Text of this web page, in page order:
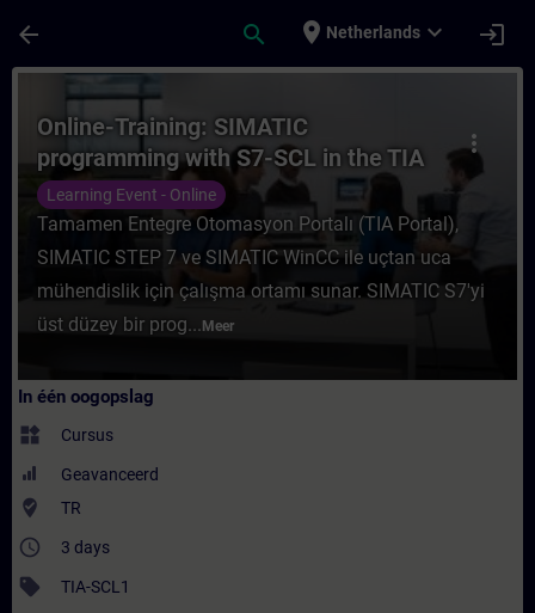
arrow_back search place Netherlands expand_more login
Cursus - Online-Training: SIMATIC
more_vert
Online-Training: SIMATIC
programming with S7-SCL in the TIA
Portal
Learning Event - Online
Tamamen Entegre Otomasyon Portalı (TIA Portal),
SIMATIC STEP 7 ve SIMATIC WinCC ile uçtan uca
mühendislik için çalışma ortamı sunar. SIMATIC S7'yi
üst düzey bir prog... Meer
In één oogopslag
widgets Cursus
Geavanceerd
where_to_vote TR
access_time 3 days
sell TIA-SCL1